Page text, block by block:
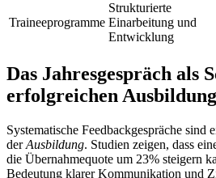
Traineeprogramme
Strukturierte
Einarbeitung und
Entwicklung
Das Jahresgespräch als
erfolgreichen Ausbildung
Systematische Feedbackgespräche sind
derAusbildung. Studien zeigen, dass
die Übernahmequote um 23% steigern
Bedeutung klarer Kommunikation und